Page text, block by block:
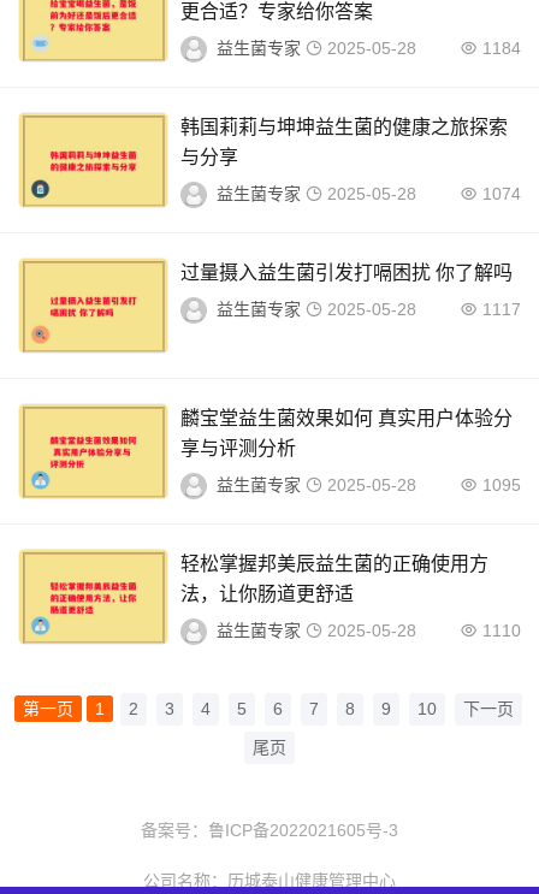
更合适？专家给你答案
益生菌专家 2025-05-28 1184
韩国莉莉与坤坤益生菌的健康之旅探索
与分享
益生菌专家 2025-05-28 1074
过量摄入益生菌引发打嗝困扰 你了解吗
益生菌专家 2025-05-28 1117
麟宝堂益生菌效果如何 真实用户体验分
享与评测分析
益生菌专家 2025-05-28 1095
轻松掌握邦美辰益生菌的正确使用方
法，让你肠道更舒适
益生菌专家 2025-05-28 1110
第一页 1 2 3 4 5 6 7 8 9 10
下一页
尾页
备案号： 鲁ICP备2022021605号-3
公司名称：历城泰山健康管理中心